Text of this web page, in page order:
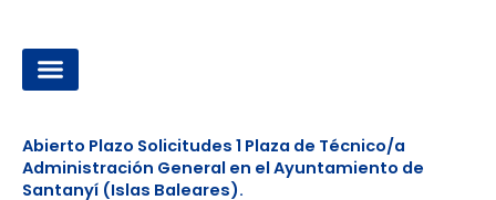
contenido
Abierto Plazo Solicitudes 1 Plaza de Técnico/a
Administración General en el Ayuntamiento de
Santanyí (Islas Baleares).